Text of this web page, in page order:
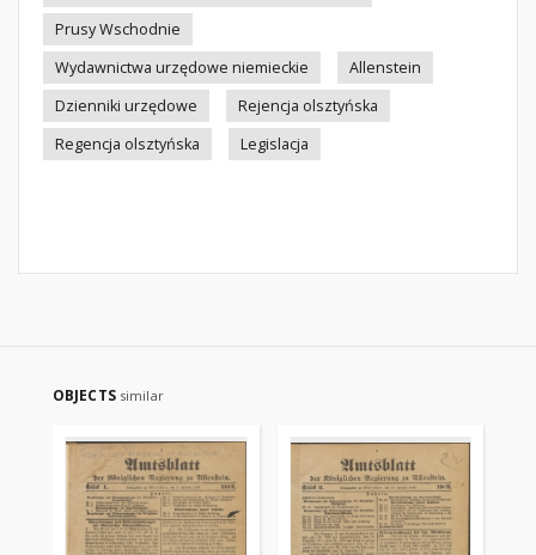
Prusy Wschodnie
Wydawnictwa urzędowe niemieckie
Allenstein
Dzienniki urzędowe
Rejencja olsztyńska
Regencja olsztyńska
Legislacja
OBJECTS similar